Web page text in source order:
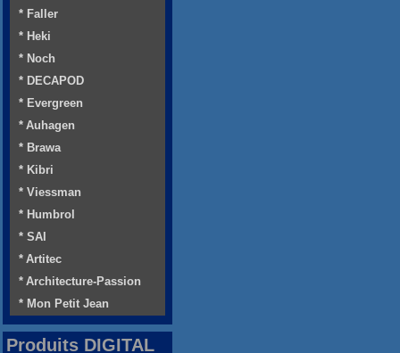
* Faller
* Heki
* Noch
* DECAPOD
* Evergreen
* Auhagen
* Brawa
* Kibri
* Viessman
* Humbrol
* SAI
* Artitec
* Architecture-Passion
* Mon Petit Jean
Produits DIGITAL